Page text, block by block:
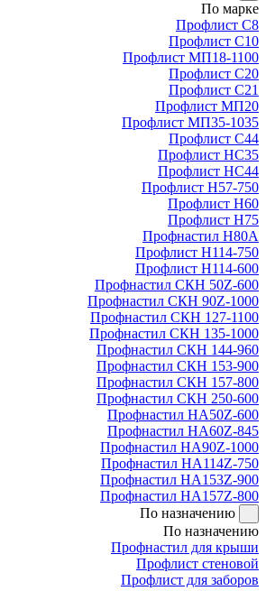
По марке
Профлист С8
Профлист С10
Профлист МП18-1100
Профлист С20
Профлист С21
Профлист МП20
Профлист МП35-1035
Профлист С44
Профлист НС35
Профлист НС44
Профлист Н57-750
Профлист Н60
Профлист Н75
Профнастил Н80А
Профлист Н114-750
Профлист Н114-600
Профнастил СКН 50Z-600
Профнастил СКН 90Z-1000
Профнастил СКН 127-1100
Профнастил СКН 135-1000
Профнастил СКН 144-960
Профнастил СКН 153-900
Профнастил СКН 157-800
Профнастил СКН 250-600
Профнастил НА50Z-600
Профнастил НА60Z-845
Профнастил НА90Z-1000
Профнастил НА114Z-750
Профнастил НА153Z-900
Профнастил НА157Z-800
По назначению
По назначению
Профнастил для крыши
Профлист стеновой
Профлист для заборов